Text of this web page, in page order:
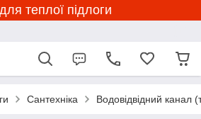
теплої підлоги
Сантехніка Водовідвідний